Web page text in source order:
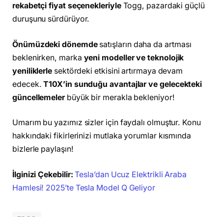
rekabetçi fiyat seçenekleriyleTogg, pazardaki güçlü
duruşunu sürdürüyor.
Önümüzdeki dönemdesatışların daha da artması
beklenirken, marka yeni modeller ve teknolojik
yeniliklerle sektördeki etkisini artırmaya devam
edecek.T10X’in sunduğu avantajlar ve gelecekteki
güncellemelerbüyük bir merakla bekleniyor!
Umarım bu yazımız sizler için faydalı olmuştur. Konu
hakkındaki fikirlerinizi mutlaka yorumlar kısmında
bizlerle paylaşın!
İlginizi Çekebilir: Tesla’dan Ucuz Elektrikli Araba
Hamlesi! 2025’te Tesla Model Q Geliyor